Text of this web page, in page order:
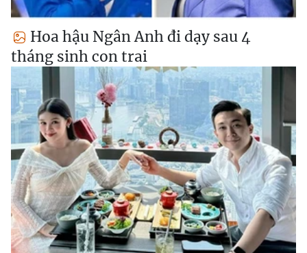
Hoa hậu Ngân Anh đi dạy sau 4
tháng sinh con trai